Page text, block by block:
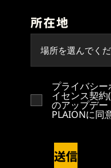
所在地
プライバシ
イセンス契約
のアップデー
PLAIONに同
送信